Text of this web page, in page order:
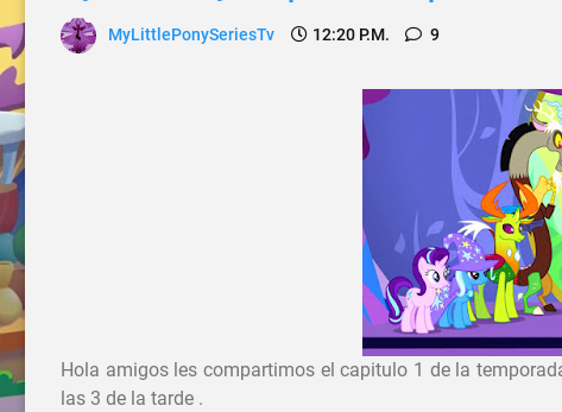
MyLittlePonySeriesTv 12:20 P.m. 9
Hola amigos les compartimos el capitulo 1 de la
las 3 de la tarde .